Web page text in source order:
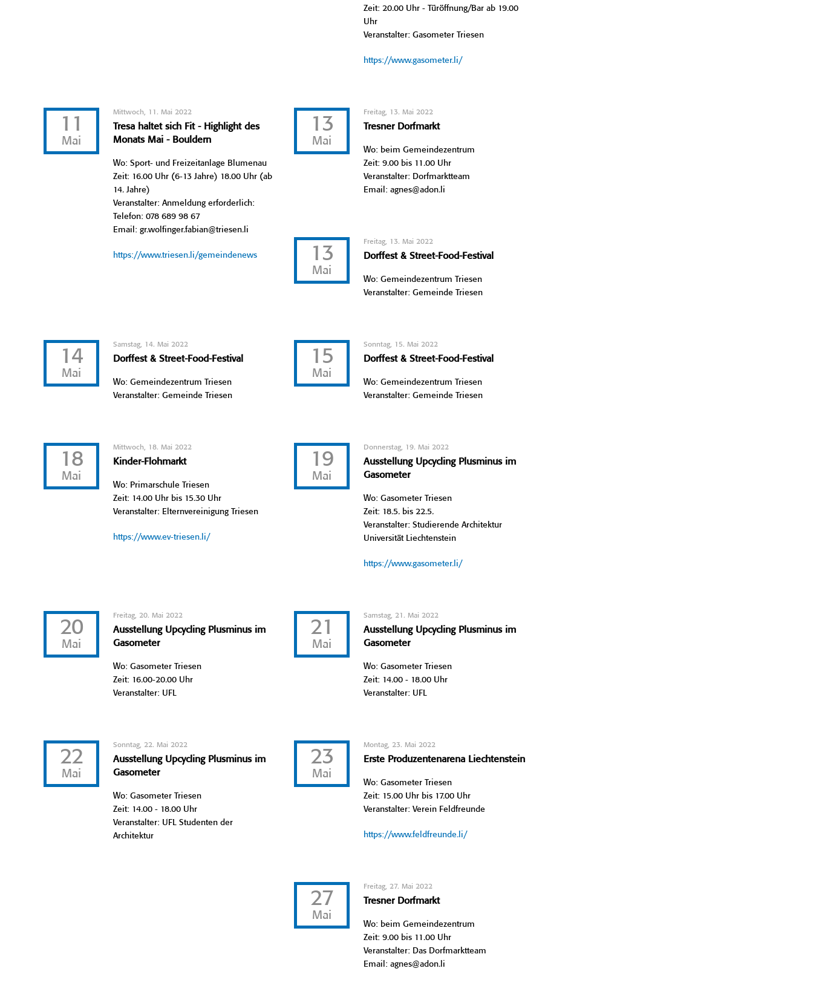
Zeit: 20.00 Uhr - Türöffnung/Bar ab 19.00
Uhr
Veranstalter: Gasometer Triesen
https://www.gasometer.li/
11
Mai
Mittwoch, 11. Mai 2022
Tresa haltet sich Fit - Highlight des
Monats Mai - Bouldern
Wo: Sport- und Freizeitanlage Blumenau
Zeit: 16.00 Uhr (6-13 Jahre) 18.00 Uhr (ab
14. Jahre)
Veranstalter: Anmeldung erforderlich:
Telefon: 078 689 98 67
Email: gr.wolfinger.fabian@triesen.li
https://www.triesen.li/gemeindenews
13
Mai
Freitag, 13. Mai 2022
Tresner Dorfmarkt
Wo: beim Gemeindezentrum
Zeit: 9.00 bis 11.00 Uhr
Veranstalter: Dorfmarktteam
Email: agnes@adon.li
13
Mai
Freitag, 13. Mai 2022
Dorffest & Street-Food-Festival
Wo: Gemeindezentrum Triesen
Veranstalter: Gemeinde Triesen
14
Mai
Samstag, 14. Mai 2022
Dorffest & Street-Food-Festival
Wo: Gemeindezentrum Triesen
Veranstalter: Gemeinde Triesen
15
Mai
Sonntag, 15. Mai 2022
Dorffest & Street-Food-Festival
Wo: Gemeindezentrum Triesen
Veranstalter: Gemeinde Triesen
18
Mai
Mittwoch, 18. Mai 2022
Kinder-Flohmarkt
Wo: Primarschule Triesen
Zeit: 14.00 Uhr bis 15.30 Uhr
Veranstalter: Elternvereinigung Triesen
https://www.ev-triesen.li/
19
Mai
Donnerstag, 19. Mai 2022
Ausstellung Upcycling Plusminus im
Gasometer
Wo: Gasometer Triesen
Zeit: 18.5. bis 22.5.
Veranstalter: Studierende Architektur
Universität Liechtenstein
https://www.gasometer.li/
20
Mai
Freitag, 20. Mai 2022
Ausstellung Upcycling Plusminus im
Gasometer
Wo: Gasometer Triesen
Zeit: 16.00-20.00 Uhr
Veranstalter: UFL
21
Mai
Samstag, 21. Mai 2022
Ausstellung Upcycling Plusminus im
Gasometer
Wo: Gasometer Triesen
Zeit: 14.00 - 18.00 Uhr
Veranstalter: UFL
22
Mai
Sonntag, 22. Mai 2022
Ausstellung Upcycling Plusminus im
Gasometer
Wo: Gasometer Triesen
Zeit: 14.00 - 18.00 Uhr
Veranstalter: UFL Studenten der
Architektur
23
Mai
Montag, 23. Mai 2022
Erste Produzentenarena Liechtenstein
Wo: Gasometer Triesen
Zeit: 15.00 Uhr bis 17.00 Uhr
Veranstalter: Verein Feldfreunde
https://www.feldfreunde.li/
27
Mai
Freitag, 27. Mai 2022
Tresner Dorfmarkt
Wo: beim Gemeindezentrum
Zeit: 9.00 bis 11.00 Uhr
Veranstalter: Das Dorfmarktteam
Email: agnes@adon.li